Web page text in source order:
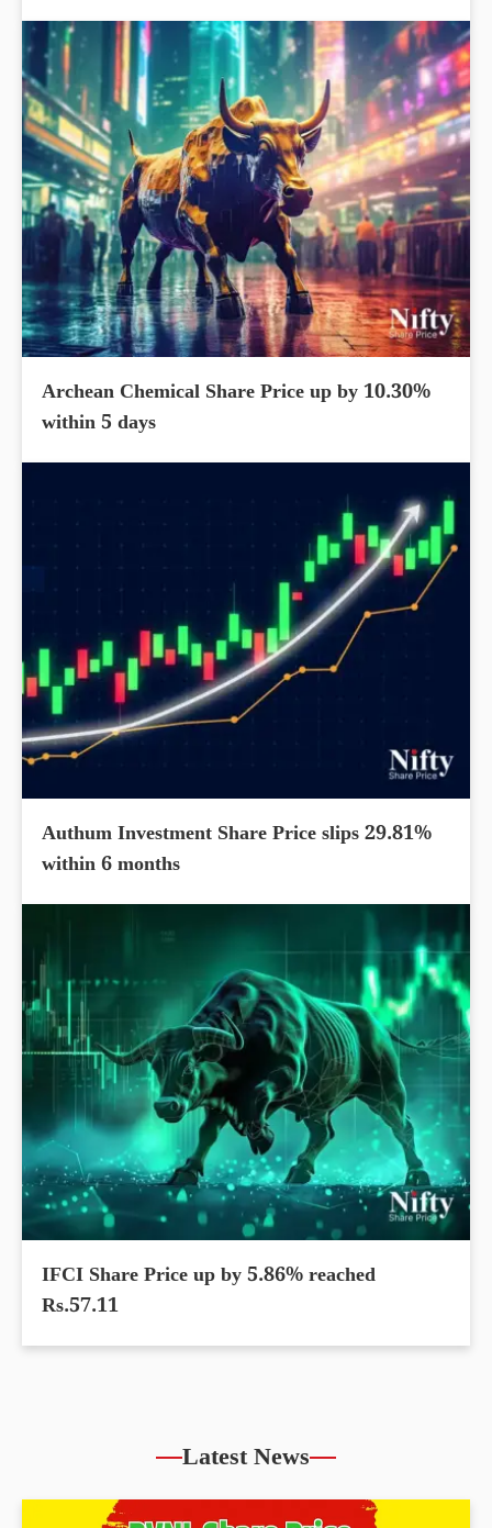
Archean Chemical Share Price up by 10.30%
within 5 days
Authum Investment Share Price slips 29.81%
within 6 months
IFCI Share Price up by 5.86% reached
Rs.57.11
Latest News